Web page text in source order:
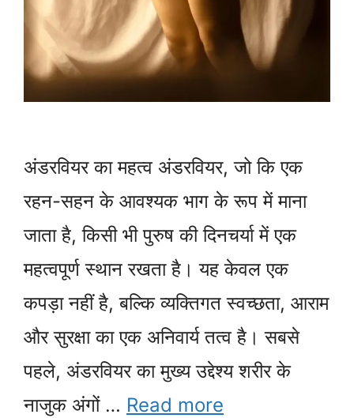
अंडरवियर का महत्व अंडरवियर, जो कि एक
रहन-सहन के आवश्यक भाग के रूप में माना
जाता है, किसी भी पुरुष की दिनचर्या में एक
महत्वपूर्ण स्थान रखता है। यह केवल एक
कपड़ा नहीं है, बल्कि व्यक्तिगत स्वच्छता, आराम
और सुरक्षा का एक अनिवार्य तत्व है। सबसे
पहले, अंडरवियर का मुख्य उद्देश्य शरीर के
नाजुक अंगों … Read more